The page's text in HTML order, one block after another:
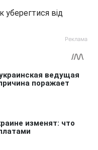
уберегтися від